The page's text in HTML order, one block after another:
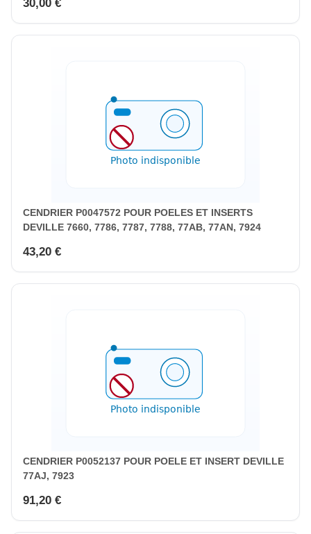
30,00 €
CENDRIER P0047572 POUR POELES ET INSERTS
DEVILLE 7660, 7786, 7787, 7788, 77AB, 77AN, 7924
43,20 €
CENDRIER P0052137 POUR POELE ET INSERT DEVILLE
77AJ, 7923
91,20 €